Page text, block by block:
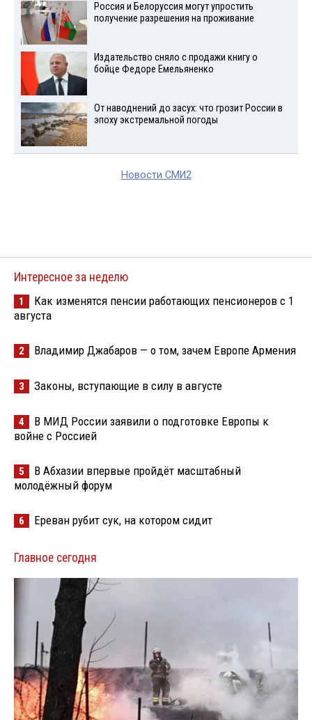
Россия и Белоруссия могут упростить
получение разрешения на проживание
Издательство сняло с продажи книгу о
бойце Федоре Емельяненко
От наводнений до засух: что грозит России в
эпоху экстремальной погоды
Новости СМИ2
Интересное за неделю
1
Как изменятся пенсии работающих пенсионеров с 1
августа
2 Владимир Джабаров — о том, зачем Европе Армения
3 Законы, вступающие в силу в августе
4
В МИД России заявили о подготовке Европы к
войне с Россией
5
В Абхазии впервые пройдёт масштабный
молодёжный форум
6 Ереван рубит сук, на котором сидит
Главное сегодня